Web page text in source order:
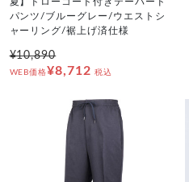
パンツ/ブルーグレー/ウエストシ
ャーリング/裾上げ済仕様
¥10,890
WEB価格¥8,712 税込